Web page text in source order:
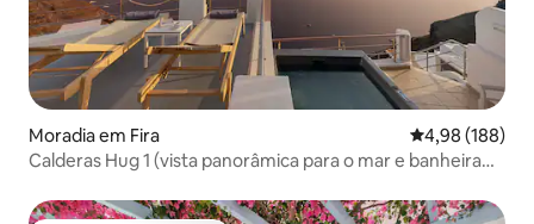
Moradia em Fira Classificação
4,98 (188)
Calderas Hug 1 (vista panorâmica para o mar e banheira